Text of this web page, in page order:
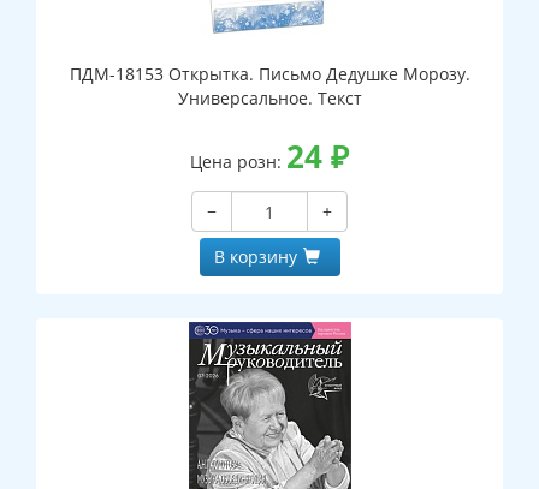
ПДМ-18153 Открытка. Письмо Дедушке Морозу.
Универсальное. Текст
Цена розн: 24₽
−
+
В корзину